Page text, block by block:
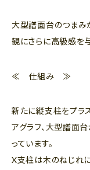
大型譜面台のつまみ
観にさらに高級感を与
≪ 仕組み ≫
新たに縦支柱をプラ
アグラフ、大型譜面
っています。
X支柱は木のねじれ